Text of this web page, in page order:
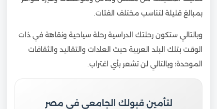
بمبالغ قليلة لتناسب مختلف الفئات.
وبالتالي ستكون رحلتك الدراسية رحلة سياحية ونقاهة في ذات
الوقت بتلك البلد العربية حيث العادات والتقاليد والثقافات
الموحدة؛ وبالتالي لن تشعر بأي اغتراب.
لتأمين قبولك الجامعي في مصر